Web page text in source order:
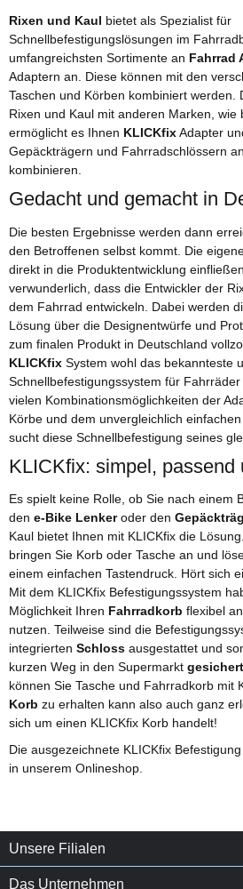
Rixen und Kaul bietet als Spezialist für
Schnellbefestigungslösungen im
umfangreichsten Sortimente an Fahrrad
Adaptern an. Diese können mit den
Taschen und Körben kombiniert werden.
Rixen und Kaul mit anderen Marken, wie
ermöglicht es Ihnen KLICKfixAdapter
Gepäckträgern und Fahrradschlössern
kombinieren.
Gedacht und gemacht in
Die besten Ergebnisse werden dann
den Betroffenen selbst kommt. Die
direkt in die Produktentwicklung
verwunderlich, dass die Entwickler der
dem Fahrrad entwickeln. Dabei werden
Lösung über die Designentwürfe und
zum finalen Produkt in Deutschland
KLICKfix System wohl das bekannteste
Schnellbefestigungssystem für
vielen Kombinationsmöglichkeiten der
Körbe und dem unvergleichlich
sucht diese Schnellbefestigung seines
KLICKfix: simpel, passend
Es spielt keine Rolle, ob Sie nach einem
den e-Bike Lenkeroder den
Kaul bietet Ihnen mit KLICKfix die
bringen Sie Korb oder Tasche an und
einem einfachen Tastendruck. Hört sich
Mit dem KLICKfix Befestigungssystem
Möglichkeit Ihren Fahrradkorb flexibel
nutzen. Teilweise sind die
integrierten Schloss ausgestattet und
kurzen Weg in den Supermarkt gesichert
können Sie Tasche und Fahrradkorb mit
Korb zu erhalten kann also auch ganz
sich um einen KLICKfix Korb handelt!
Die ausgezeichnete KLICKfix
in unserem Onlineshop.
Unsere Filialen
Das Unternehmen